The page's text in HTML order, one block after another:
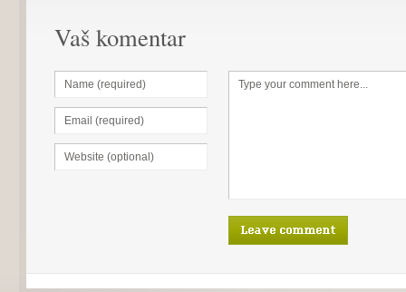
Vaš komentar